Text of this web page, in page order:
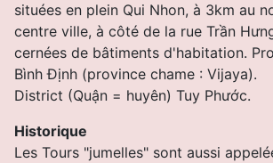
situées en plein Qui Nhon, à 3km au
centre ville, à côté de la rue Trần
cernées de bâtiments d'habitation.
Bình Ðịnh (province chame : Vijaya).
District (Quận = huyên) Tuy Phước.
Historique
Les Tours "jumelles" sont aussi